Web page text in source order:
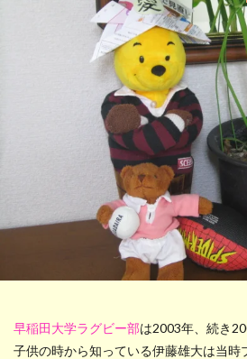
早稲田大学ラグビー部は2003年、続き
子供の時から知っている伊藤雄大は当時